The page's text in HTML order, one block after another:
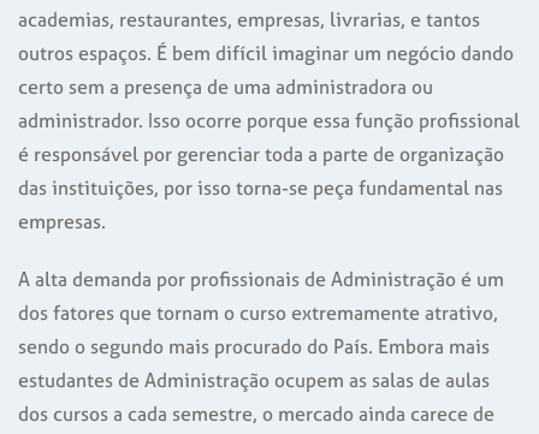
academias, restaurantes, empresas, livrarias, e tantos
outros espaços. É bem difícil imaginar um negócio dando
certo sem a presença de uma administradora ou
administrador. Isso ocorre porque essa função profissional
é responsável por gerenciar toda a parte de organização
das instituições, por isso torna-se peça fundamental nas
empresas.
A alta demanda por profissionais de Administração é um
dos fatores que tornam o curso extremamente atrativo,
sendo o segundo mais procurado do País. Embora mais
estudantes de Administração ocupem as salas de aulas
dos cursos a cada semestre, o mercado ainda carece de